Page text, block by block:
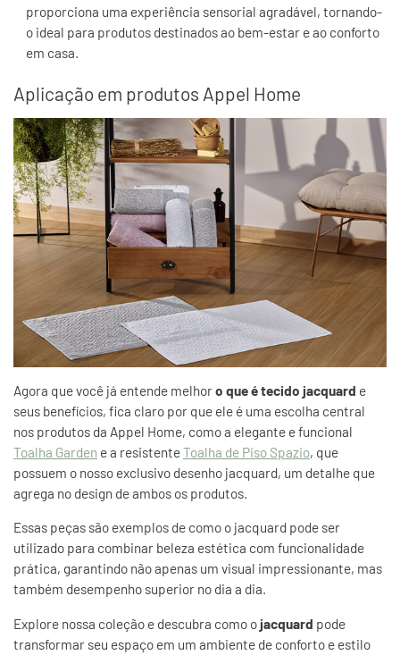
proporciona uma experiência sensorial agradável, tornando-
o ideal para produtos destinados ao bem-estar e ao conforto
em casa.
Aplicação em produtos Appel Home
Agora que você já entende melhoro que é tecido jacquard e
seus benefícios, fica claro por que ele é uma escolha central
nos produtos da Appel Home, como a elegante e funcional
Toalha Garden e a resistenteToalha de Piso Spazio, que
possuem o nosso exclusivo desenho jacquard, um detalhe que
agrega no design de ambos os produtos.
Essas peças são exemplos de como o jacquard pode ser
utilizado para combinar beleza estética com funcionalidade
prática, garantindo não apenas um visual impressionante, mas
também desempenho superior no dia a dia.
Explore nossa coleção e descubra como ojacquard pode
transformar seu espaço em um ambiente de conforto e estilo